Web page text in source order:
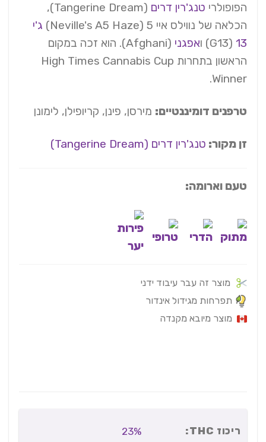
הפופולריטנג'רין דרים
(Tangerine Dream),
הכלאה של נווילס איי 5 (Neville's A5 Haze)
ג'י
13(G13) ו אפגני
(Afghani). הוא זכה במקום
הראשון בתחרות High Times Cannabis Cup
Winner.
טרפנים דומיננטיים:מירסן, פינן, קריופילן, לימונן
זן מקור:טנג'רין דרים (Tangerine Dream)
טעם וארומה:
מוצר זה עבר עיבוד ידני
תפרחות מגידול אינדור
מוצר מיובא מקנדה
ריכוז THC: 23%